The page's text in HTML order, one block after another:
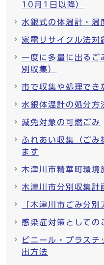
10月1日以降）
水銀式の体温計・温
家電リサイクル法対
一度に多量に出るご
別収集）
市で収集や処理でき
水銀体温計の処分方
減免対象の可燃ごみ
ふれあい収集（ごみ
ます
木津川市精華町環境
木津川市分別収集計
「木津川市ごみ分
感染症対策としての
ビニール・プラス
出方法